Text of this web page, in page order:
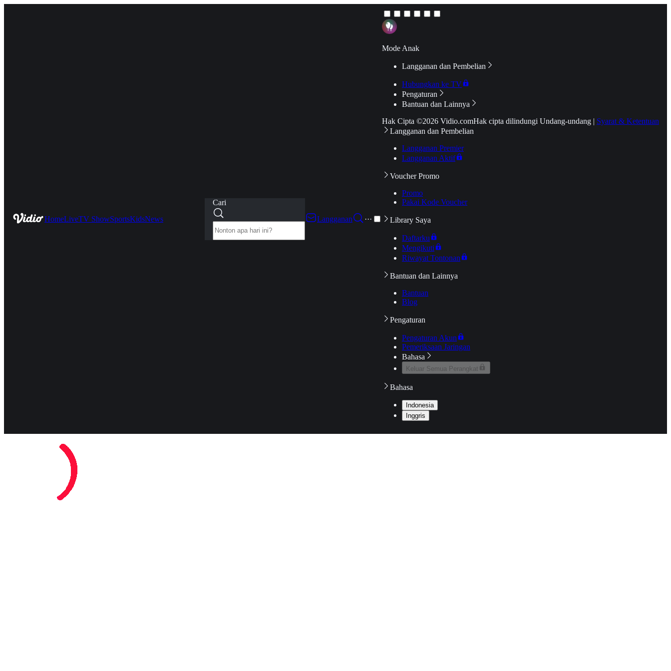
HomeLiveTV ShowSportsKidsNews
Cari
Langganan
···
Mode Anak
Langganan dan Pembelian
Hubungkan ke TV
Pengaturan
Bantuan dan Lainnya
Hak Cipta ©2026 Vidio.comHak cipta dilindungi Undang-undang | Syarat & Ketentuan
Langganan dan Pembelian
Langganan Premier
Langganan Aktif
Voucher Promo
Promo
Pakai Kode Voucher
Library Saya
Daftarku
Mengikuti
Riwayat Tontonan
Bantuan dan Lainnya
Bantuan
Blog
Pengaturan
Pengaturan Akun
Pemeriksaan Jaringan
Bahasa
Keluar Semua Perangkat
Bahasa
Indonesia
Inggris